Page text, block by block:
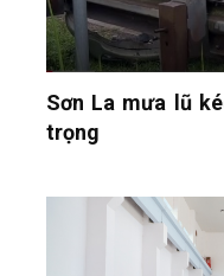
Sơn La mưa lũ
trọng